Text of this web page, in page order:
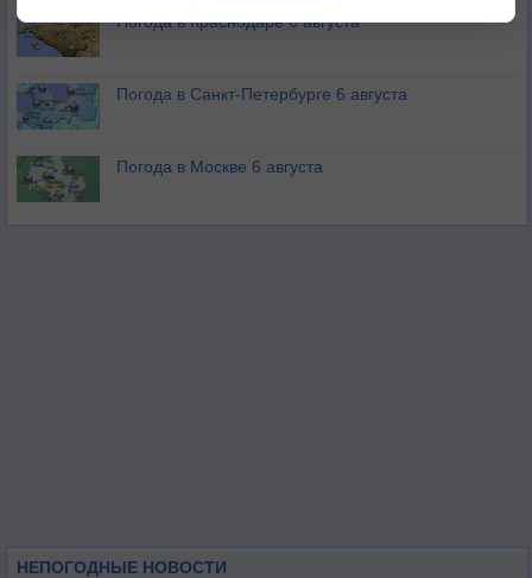
Погода в Краснодаре 6 августа
Погода в Санкт-Петербурге 6 августа
Погода в Москве 6 августа
НЕПОГОДНЫЕ НОВОСТИ